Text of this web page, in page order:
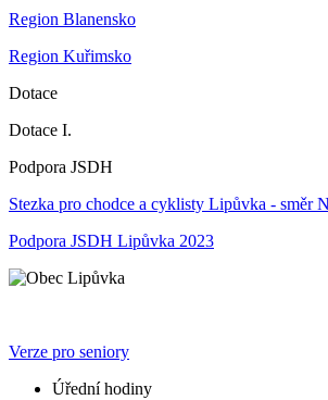
Region Blanensko
Region Kuřimsko
Dotace
Dotace I.
Podpora JSDH
Stezka pro chodce a cyklisty Lipůvka - směr
Podpora JSDH Lipůvka 2023
Verze pro seniory
Úřední hodiny